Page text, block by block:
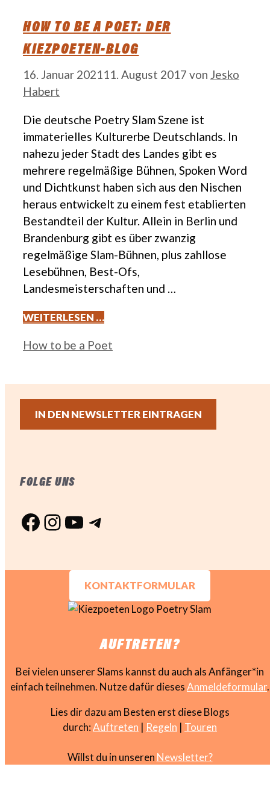
HOW TO BE A POET: DER
KIEZPOETEN-BLOG
16. Januar 2021 11. August 2017 von Jesko
Habert
Die deutsche Poetry Slam Szene ist
immaterielles Kulturerbe Deutschlands. In
nahezu jeder Stadt des Landes gibt es
mehrere regelmäßige Bühnen, Spoken Word
und Dichtkunst haben sich aus den Nischen
heraus entwickelt zu einem fest etablierten
Bestandteil der Kultur. Allein in Berlin und
Brandenburg gibt es über zwanzig
regelmäßige Slam-Bühnen, plus zahllose
Lesebühnen, Best-Ofs,
Landesmeisterschaften und …
WEITERLESEN …
Kategorien
How to be a Poet
IN DEN NEWSLETTER EINTRAGEN
FOLGE UNS
Facebook
Instagram
YouTube
Telegram
KONTAKTFORMULAR
AUFTRETEN?
Bei vielen unserer Slams kannst du auch als Anfänger*in
einfach teilnehmen. Nutze dafür diesesAnmeldeformular.
Lies dir dazu am Besten erst diese Blogs
durch:Auftreten | Regeln | Touren
Willst du in unseren Newsletter?